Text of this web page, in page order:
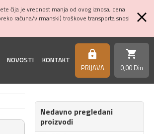
čija je vrednost manja od ovog iznosa, cena
računa/virmanski) troškove transporta snosi
NOVOSTI KONTAKT https
PRIJAVA
shopping_cart
0,00 Din
Nedavno pregledani
proizvodi